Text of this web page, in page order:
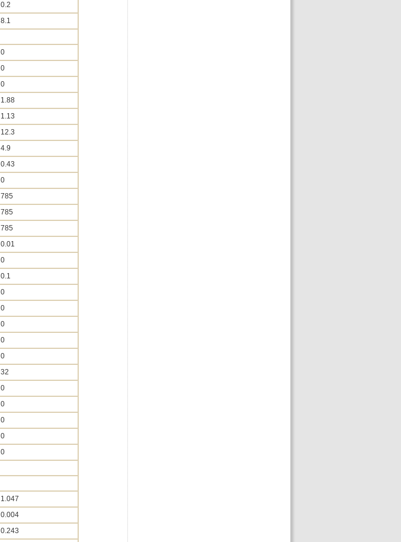
0.2
8.1
0
0
0
1.88
1.13
12.3
4.9
0.43
0
785
785
785
0.01
0
0.1
0
0
0
0
0
32
0
0
0
0
0
1.047
0.004
0.243